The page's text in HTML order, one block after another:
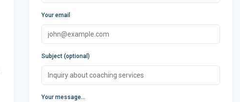
Your email
Subject (optional)
Your message...